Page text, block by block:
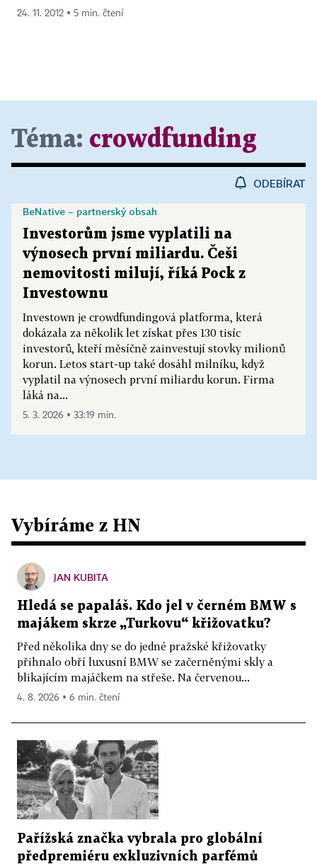
24. 11. 2012 ▪ 5 min. čtení
Téma: crowdfunding
ODEBÍRAT
Investorům jsme vyplatili na
výnosech první miliardu. Češi
nemovitosti milují, říká Pock z
Investownu
Investown je crowdfundingová platforma, která
dokázala za několik let získat přes 130 tisíc
investorů, kteří měsíčně zainvestují stovky milionů
korun. Letos start-up také dosáhl milníku, když
vyplatil na výnosech první miliardu korun. Firma
láká na...
BeNative – partnerský obsah
5. 3. 2026 ▪ 33:19 min.
Vybíráme z HN
JAN KUBITA
Hledá se papaláš. Kdo jel v černém BMW s
majákem skrze „Turkovu“ křižovatku?
Před několika dny se do jedné pražské křižovatky
přihnalo obří luxusní BMW se začerněnými skly a
blikajícím majáčkem na střeše. Na červenou...
4. 8. 2026 ▪ 6 min. čtení
Pařížská značka vybrala pro globální
předpremiéru exkluzivních parfémů